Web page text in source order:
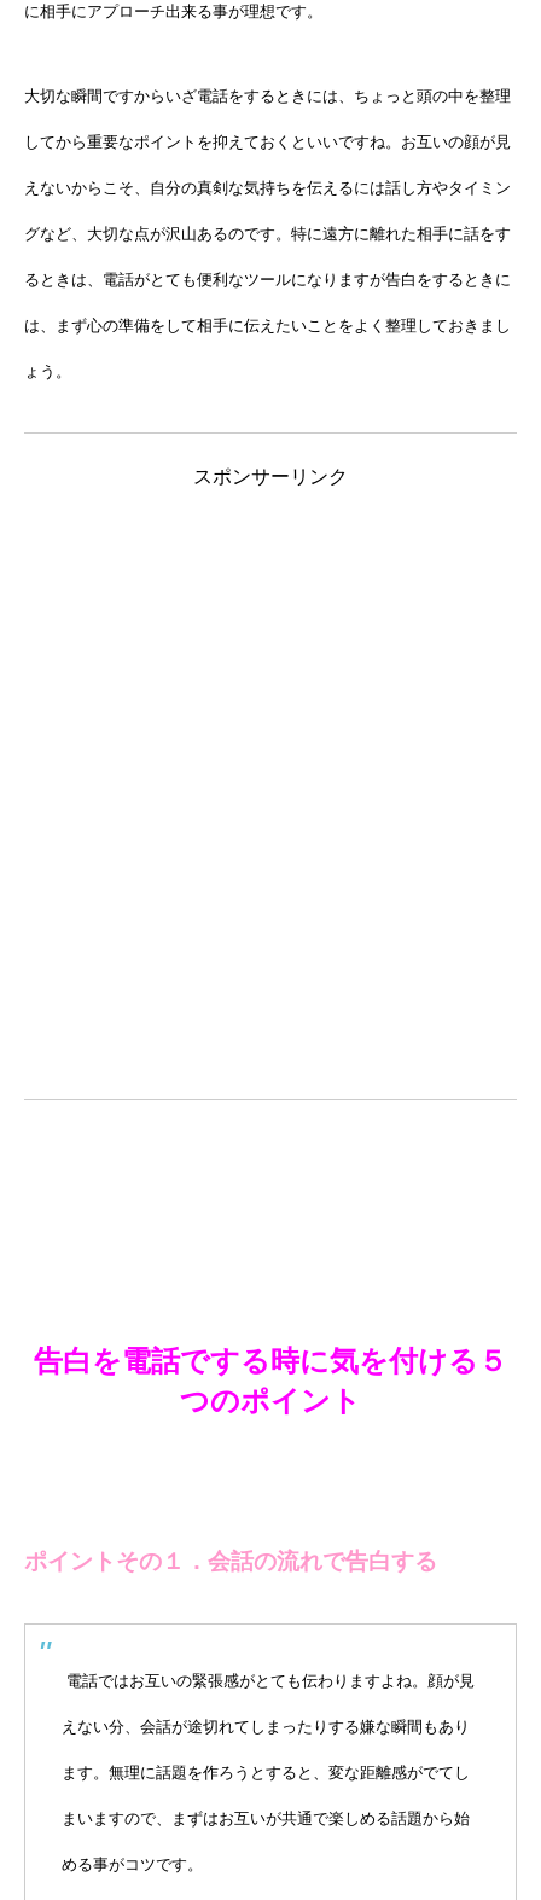
に相手にアプローチ出来る事が理想です。
大切な瞬間ですからいざ電話をするときには、ちょっと頭の中を整理
してから重要なポイントを抑えておくといいですね。お互いの顔が見
えないからこそ、自分の真剣な気持ちを伝えるには話し方やタイミン
グなど、大切な点が沢山あるのです。特に遠方に離れた相手に話をす
るときは、電話がとても便利なツールになりますが告白をするときに
は、まず心の準備をして相手に伝えたいことをよく整理しておきまし
ょう。
スポンサーリンク
告白を電話でする時に気を付ける５
つのポイント
ポイントその１．会話の流れで告白する
電話ではお互いの緊張感がとても伝わりますよね。顔が見
えない分、会話が途切れてしまったりする嫌な瞬間もあり
ます。無理に話題を作ろうとすると、変な距離感がでてし
まいますので、まずはお互いが共通で楽しめる話題から始
める事がコツです。